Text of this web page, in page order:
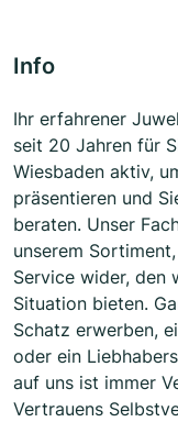
Info
Ihr erfahrener
seit 20 Jahren für
Wiesbaden aktiv,
präsentieren und
beraten. Unser
unserem
Service wider, den
Situation bieten.
Schatz erwerben,
oder ein
auf uns ist immer
Vertrauens